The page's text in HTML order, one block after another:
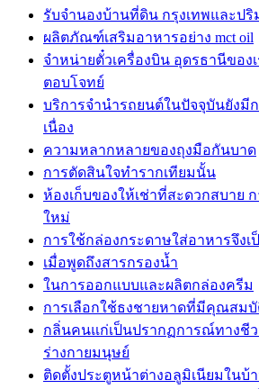
รับจำนองบ้านที่ดิน กรุงเทพและป
ผลิตภัณฑ์เสริมอาหารอย่าง mct oil
จำหน่ายตั๋วเครื่องบิน อุดรธานีขอ
ตอบโจทย์
บริการจำนำรถยนต์ในปัจจุบันยังมี
เนื่อง
ความหลากหลายของถุงมือกันบาด
การตัดสินใจทำรากเทียมนั้น
ห้องเก็บของให้เช่าที่สะดวกสบาย
ใหม่
การใช้กล่องกระดาษใส่อาหารจึง
เมื่อพูดถึงสารกรองน้ำ
ในการออกแบบและผลิตกล่องครีม
การเลือกใช้ธงชายหาดที่มีคุณสมบั
กลิ่นคนแก่เป็นปรากฏการณ์ทางชี
ร่างกายมนุษย์
ติดตั้งประตูหน้าต่างอลูมิเนียมใน